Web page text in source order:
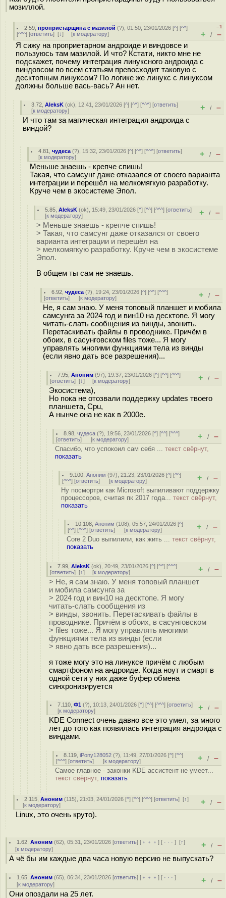
мозиллой.
2.59 ,проприетарщина с мазилой (?), 01:50, 23/01/2026 [^] [^^]
[^^^] [ответить] [↓] [к модератору]
–1
+ / –
Я сижу на проприетарном андроиде и виндовсе и
пользуюсь там мазилой. И что? Кстати, никто мне не
подскажет, почему интеграция линуксного андроида с
виндовсом по всем статьям превосходит таковую с
десктопным линуксом? По логике же линукс с линуксом
должны больше вась-вась? Ан нет.
3.72 ,AleksK (ok), 12:41, 23/01/2026 [^] [^^] [^^^] [ответить]
[к модератору] + / –
И что там за магическая интеграция андроида с
виндой?
4.81 ,чудеса (?), 15:32, 23/01/2026 [^] [^^] [^^^] [ответить]
[к модератору] + / –
Меньше знаешь - крепче спишь!
Такая, что самсунг даже отказался от своего варианта
интеграции и перешёл на мелкомягкую разработку.
Круче чем в экосистеме Эпол.
5.85 ,AleksK (ok), 15:49, 23/01/2026 [^] [^^] [^^^] [ответить]
[к модератору] + / –
> Меньше знаешь - крепче спишь!
> Такая, что самсунг даже отказался от своего
варианта интеграции и перешёл на
> мелкомягкую разработку. Круче чем в экосистеме
Эпол.
В общем ты сам не знаешь.
6.92 ,чудеса (?), 19:24, 23/01/2026 [^] [^^] [^^^]
[ответить] [к модератору] + / –
Не, я сам знаю. У меня топовый планшет и мобила
самсунга за 2024 год и вин10 на десктопе. Я могу
читать-слать сообщения из винды, звонить.
Перетаскивать файлы в проводнике. Причём в
обоих, в сасунговском files тоже... Я могу
управлять многими функциями тела из винды
(если явно дать все разрешения)...
7.95 ,Аноним (97), 19:37, 23/01/2026 [^] [^^] [^^^]
[ответить] [↓] [к модератору] + / –
Экосистема),
Но пока не отозвали поддержку updates твоего
планшета, Cpu,
А нынче она не как в 2000е.
8.98 ,чудеса (?), 19:56, 23/01/2026 [^] [^^] [^^^]
[ответить] [к модератору] + / –
Спасибо, что успокоил сам себя ... текст свёрнут,
показать
9.100 ,Аноним (97), 21:23, 23/01/2026 [^] [^^]
[^^^] [ответить] [к модератору] + / –
Ну посмортри как Microsoft выпиливают поддержку
процессоров, считая пк 2017 года... текст свёрнут,
показать
10.108 ,Аноним (108), 05:57, 24/01/2026 [^]
[^^] [^^^] [ответить] [к модератору] + / –
Core 2 Duo выпилили, как жить ... текст свёрнут,
показать
7.99 ,AleksK (ok), 20:49, 23/01/2026 [^] [^^] [^^^]
[ответить] [↑] [к модератору] + / –
> Не, я сам знаю. У меня топовый планшет
и мобила самсунга за
> 2024 год и вин10 на десктопе. Я могу
читать-слать сообщения из
> винды, звонить. Перетаскивать файлы в
проводнике. Причём в обоих, в сасунговском
> files тоже... Я могу управлять многими
функциями тела из винды (если
> явно дать все разрешения)...
я тоже могу это на линуксе причём с любым
смартфоном на андроиде. Когда ноут и смарт в
одной сети у них даже буфер обмена
синхронизируется
7.110 ,Ф1 (?), 10:13, 24/01/2026 [^] [^^] [^^^] [ответить]
[к модератору] + / –
KDE Connect очень давно все это умел, за много
лет до того как появилась интеграция андроида с
виндами.
8.119 ,iPony128052 (?), 11:49, 27/01/2026 [^] [^^]
[^^^] [ответить] [к модератору] + / –
Самое главное - законки KDE ассистент не умеет...
текст свёрнут, показать
2.115 ,Аноним (115), 21:03, 24/01/2026 [^] [^^] [^^^] [ответить][↑]
[к модератору] + / –
Linux, это очень круто).
1.62 ,Аноним (62), 05:31, 23/01/2026 [ответить] [ ﹢﹢﹢] [ · · ·][↑]
[к модератору] + / –
А чё бы им каждые два часа новую версию не выпускать?
1.65 ,Аноним (65), 06:34, 23/01/2026 [ответить] [ ﹢﹢﹢] [ · · ·]
[к модератору] + / –
Они опоздали на 25 лет.